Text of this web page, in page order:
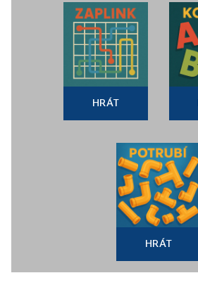
HRÁT
HRÁT